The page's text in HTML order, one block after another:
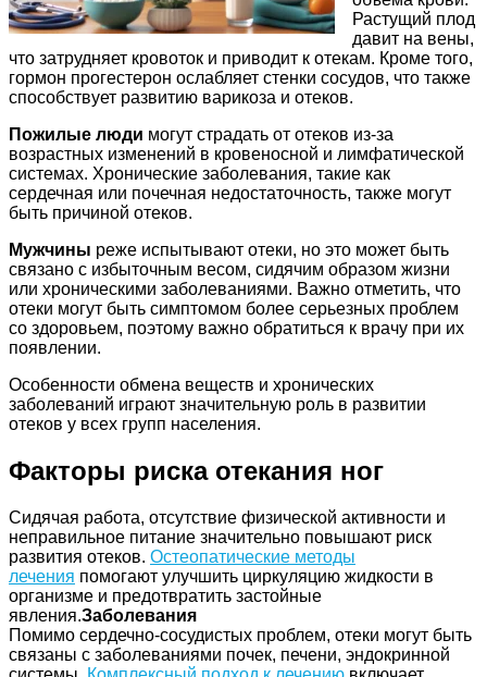
Растущий плод
давит на вены,
что затрудняет кровоток и приводит к отекам. Кроме того,
гормон прогестерон ослабляет стенки сосудов, что также
способствует развитию варикоза и отеков.
Пожилые люди могут страдать от отеков из-за
возрастных изменений в кровеносной и лимфатической
системах. Хронические заболевания, такие как
сердечная или почечная недостаточность, также могут
быть причиной отеков.
Мужчины реже испытывают отеки, но это может быть
связано с избыточным весом, сидячим образом жизни
или хроническими заболеваниями. Важно отметить, что
отеки могут быть симптомом более серьезных проблем
со здоровьем, поэтому важно обратиться к врачу при их
появлении.
Особенности обмена веществ и хронических
заболеваний играют значительную роль в развитии
отеков у всех групп населения.
Факторы риска отекания ног
Сидячая работа, отсутствие физической активности и
неправильное питание значительно повышают риск
развития отеков. Остеопатические методы
лечения помогают улучшить циркуляцию жидкости в
организме и предотвратить застойные
явления.Заболевания
Помимо сердечно-сосудистых проблем, отеки могут быть
связаны с заболеваниями почек, печени, эндокринной